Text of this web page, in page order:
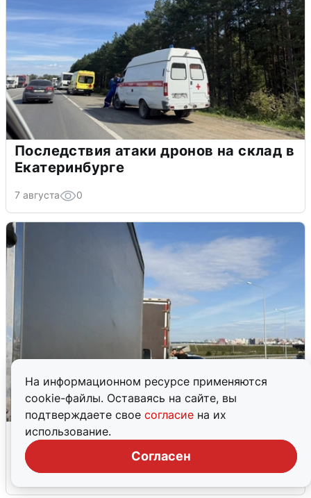
На информационном ресурсе применяются
cookie-файлы. Оставаясь на сайте, вы
подтверждаете свое согласие на их
использование.
Согласен
Последствия атаки дронов на склад в
Екатеринбурге
7 августа 0
В Екатеринбурге перекрыли дорогу у
атакованного дронами центра
7 августа 0